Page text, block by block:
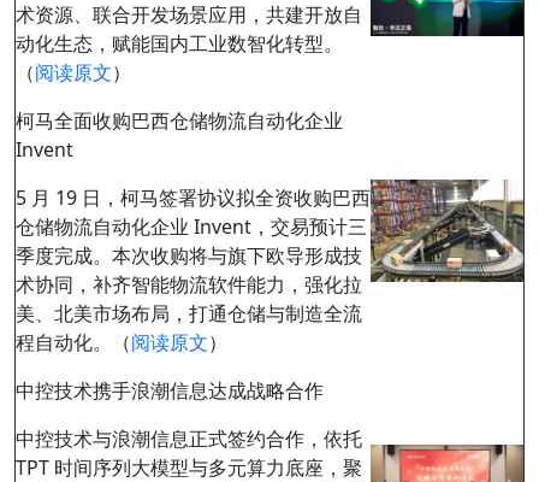
术资源、联合开发场景应用，共建开放自
动化生态，赋能国内工业数智化转型。
（阅读原文）
柯马全面收购巴西仓储物流自动化企业
Invent
5 月 19 日，柯马签署协议拟全资收购巴西
仓储物流自动化企业 Invent，交易预计三
季度完成。本次收购将与旗下欧导形成技
术协同，补齐智能物流软件能力，强化拉
美、北美市场布局，打通仓储与制造全流
程自动化。（阅读原文）
中控技术携手浪潮信息达成战略合作
中控技术与浪潮信息正式签约合作，依托
TPT 时间序列大模型与多元算力底座，聚